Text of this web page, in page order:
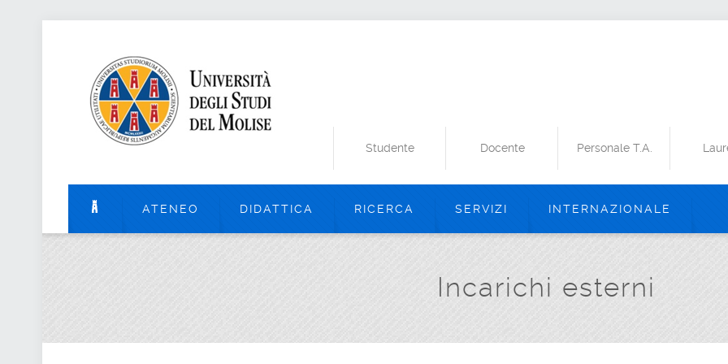
Studente Docente Personale T.A.
ATENEO DIDATTICA RICERCA SERVIZI INTERNAZIONALE
Incarichi esterni